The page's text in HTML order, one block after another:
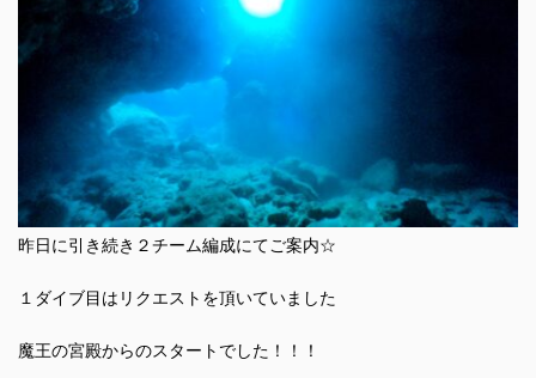
昨日に引き続き２チーム編成にてご案内☆
１ダイブ目はリクエストを頂いていました
魔王の宮殿からのスタートでした！！！